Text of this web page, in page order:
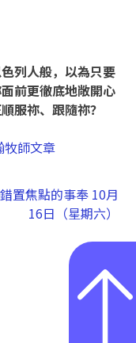
列人般，以為只要
前更徹底地敞開心
服祢、跟隨祢？
牧師文章
錯置焦點的事奉 10月
16日（星期六）